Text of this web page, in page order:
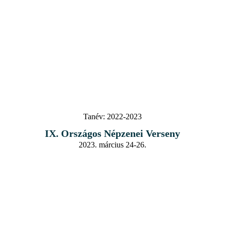
Tanév: 2022-2023
IX. Országos Népzenei Verseny
2023. március 24-26.